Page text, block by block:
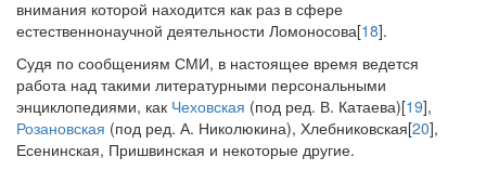
внимания которой находится как раз в сфере
естественнонаучной деятельности Ломоносова[18].
Судя по сообщениям СМИ, в настоящее время ведется
работа над такими литературными персональными
энциклопедиями, как Чеховская (под ред. В. Катаева)[19],
Розановская (под ред. А. Николюкина), Хлебниковская[20],
Есенинская, Пришвинская и некоторые другие.